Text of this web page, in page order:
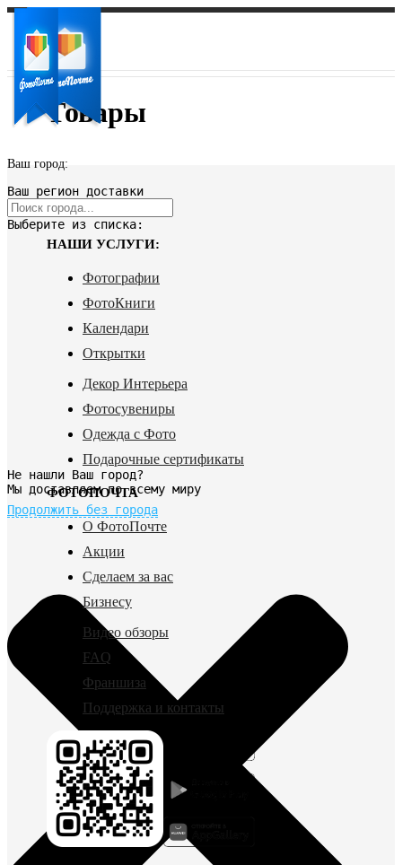
Ваш город:
Ваш регион доставки
Выберите из списка:
Не нашли Ваш город?
Мы доставляем по всему миру
Продолжить без города
Товары
НАШИ УСЛУГИ:
Фотографии
ФотоКниги
Календари
Открытки
Декор Интерьера
Фотосувениры
Одежда с Фото
Подарочные сертификаты
ФОТОПОЧТА
О ФотоПочте
Акции
Сделаем за вас
Бизнесу
Видео обзоры
FAQ
Франшиза
Поддержка и контакты